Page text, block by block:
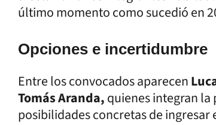
último momento como sucedió en
Opciones e incertidumbre
Entre los convocados aparecen
Tomás Aranda,quienes integran
posibilidades concretas de